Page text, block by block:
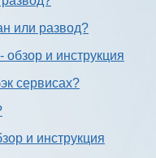
или развод?
и инструкция
сервисах?
и инструкция